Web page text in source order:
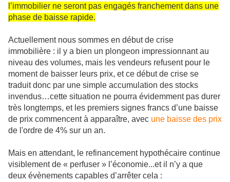
l’immobilier ne seront pas engagés franchement dans une
phase de baisse rapide.
Actuellement nous sommes en début de crise
immobilière : il y a bien un plongeon impressionnant au
niveau des volumes, mais les vendeurs refusent pour le
moment de baisser leurs prix, et ce début de crise se
traduit donc par une simple accumulation des stocks
invendus…cette situation ne pourra évidemment pas durer
très longtemps, et les premiers signes francs d’une baisse
de prix commencent à apparaître, avec une baisse des prix
de l'ordre de 4% sur un an.
Mais en attendant, le refinancement hypothécaire continue
visiblement de « perfuser » l’économie...et il n’y a que
deux évènements capables d’arrêter cela :